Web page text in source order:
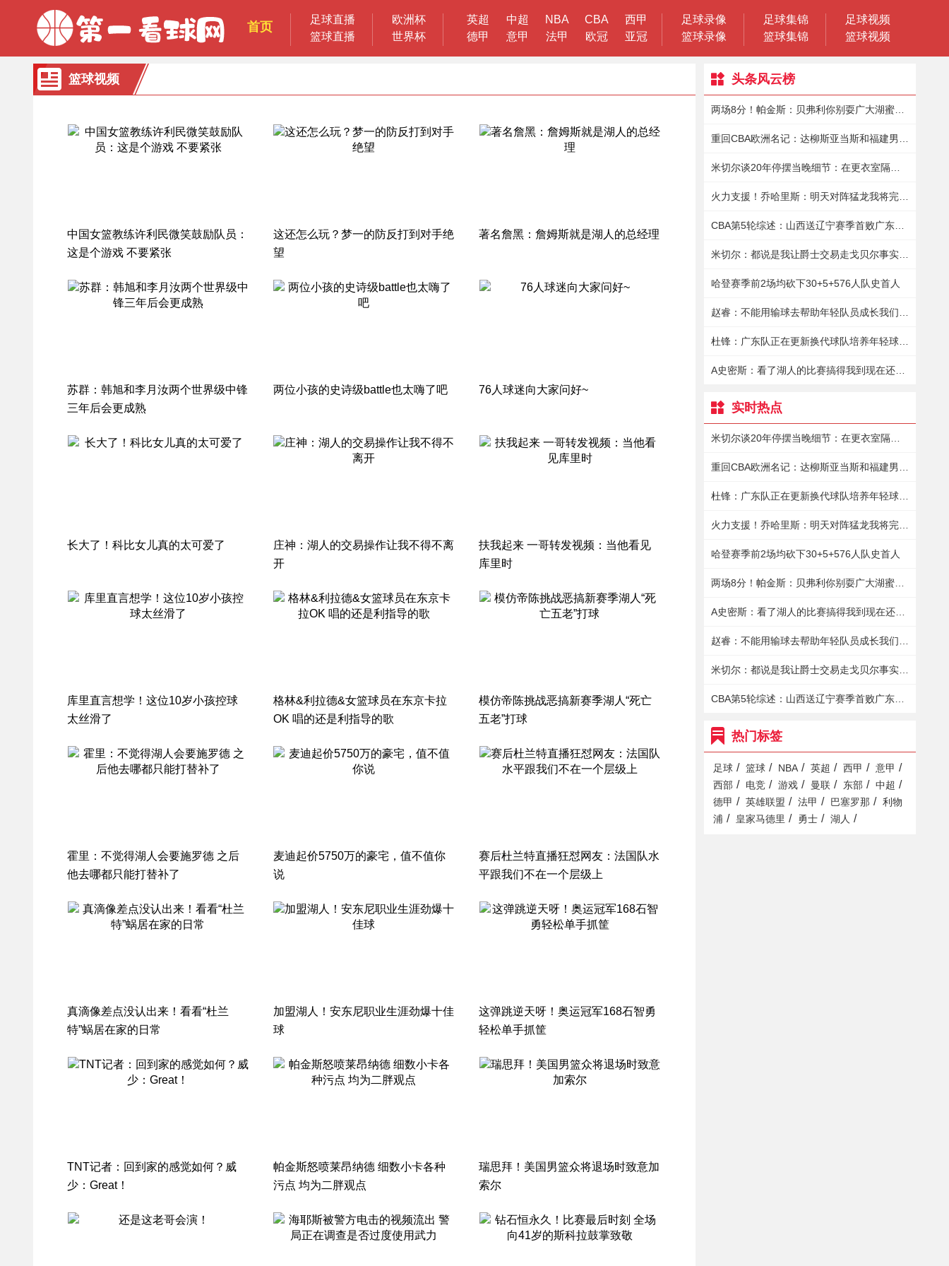
首页
足球直播
篮球直播
欧洲杯
世界杯
英超 中超 NBA CBA
西甲
德甲
意甲 法甲 欧冠 亚冠
足球录像
篮球录像
足球集锦
篮球集锦
足球视频
篮球视频
篮球视频
中国女篮教练许利民微笑鼓励队员：
这是个游戏 不要紧张
这还怎么玩？梦一的防反打到对手绝
望
著名詹黑：詹姆斯就是湖人的总经理
苏群：韩旭和李月汝两个世界级中锋
三年后会更成熟
两位小孩的史诗级battle也太嗨了吧 76人球迷向大家问好~
长大了！科比女儿真的太可爱了
庄神：湖人的交易操作让我不得不离
开
扶我起来 一哥转发视频：当他看见
库里时
库里直言想学！这位10岁小孩控球
太丝滑了
格林&利拉德&女篮球员在东京卡拉
OK 唱的还是利指导的歌
模仿帝陈挑战恶搞新赛季湖人“死亡
五老”打球
霍里：不觉得湖人会要施罗德 之后
他去哪都只能打替补了
麦迪起价5750万的豪宅，值不值你
说
赛后杜兰特直播狂怼网友：法国队水
平跟我们不在一个层级上
真滴像差点没认出来！看看“杜兰
特”蜗居在家的日常
加盟湖人！安东尼职业生涯劲爆十佳
球
这弹跳逆天呀！奥运冠军168石智勇
轻松单手抓筐
TNT记者：回到家的感觉如何？威
少：Great！
帕金斯怒喷莱昂纳德 细数小卡各种
污点 均为二胖观点
瑞思拜！美国男篮众将退场时致意加
索尔
头条风云榜
哈登赛季前2场均砍下30+5+576人队史首人
实时热点
哈登赛季前2场均砍下30+5+576人队史首人
热门标签
足球 / 篮球 / NBA / 英超 / 西甲 / 意甲 /
西部 / 电竞 / 游戏 / 曼联 / 东部 / 中超 /
德甲 / 英雄联盟 / 法甲 / 巴塞罗那 / 利物
浦 / 皇家马德里 / 勇士 / 湖人 /